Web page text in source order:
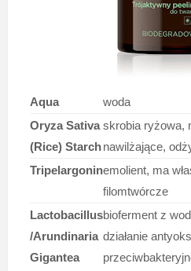
Aqua
woda
Oryza Sativa
(Rice) Starch
skrobia ryżowa,
nawilżające,
Tripelargoninemolient, ma
filomtwórcze
Lactobacillus
/Arundinaria
Gigantea
bioferment z
działanie